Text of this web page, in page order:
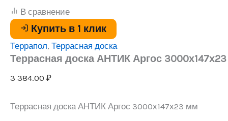
В сравнение
Купить в 1 клик
Террапол, Террасная доска
Террасная доска АНТИК Аргос
3 384.00 ₽
Террасная доска АНТИК Аргос 3000х147х23 мм